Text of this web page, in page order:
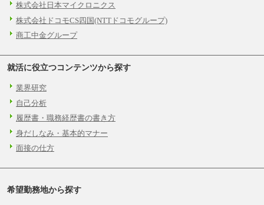
株式会社日本マイクロニクス
株式会社ドコモCS四国(NTTドコモグループ)
商工中金グループ
就活に役立つコンテンツから探す
業界研究
自己分析
履歴書・職務経歴書の書き方
身だしなみ・基本的マナー
面接の仕方
希望勤務地から探す